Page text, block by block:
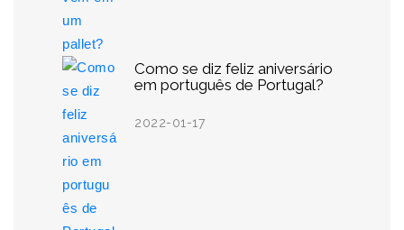
Como se diz feliz aniversário
em português de Portugal?
2022-01-17